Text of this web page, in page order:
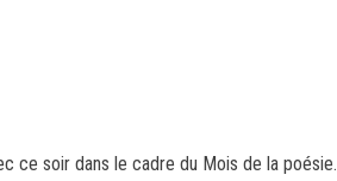
ce soir dans le cadre du Mois de la poésie.